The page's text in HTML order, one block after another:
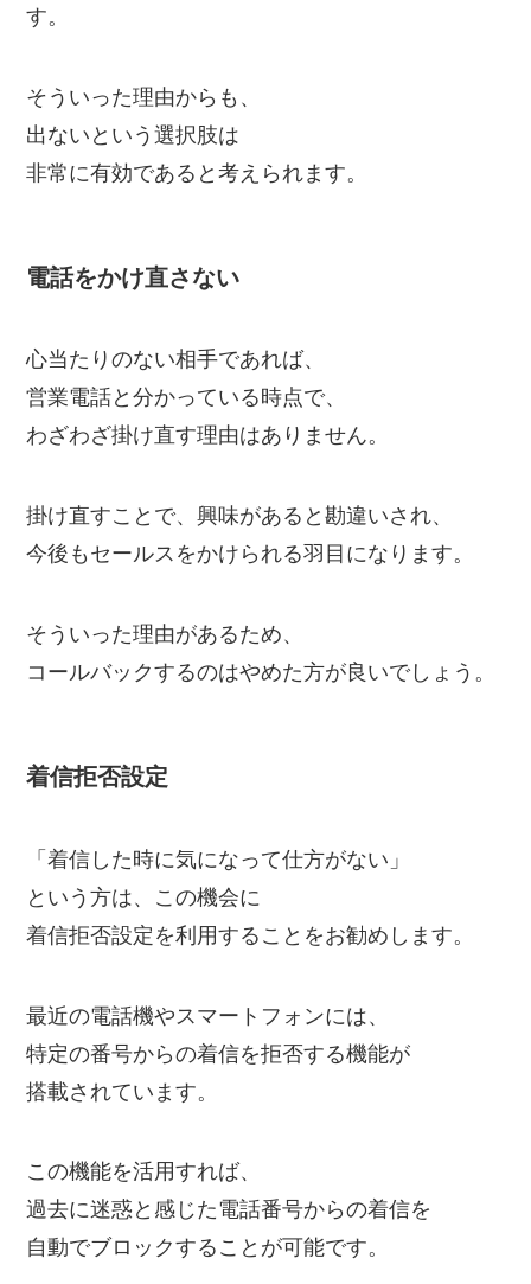
す。
そういった理由からも、
出ないという選択肢は
非常に有効であると考えられます。
電話をかけ直さない
心当たりのない相手であれば、
営業電話と分かっている時点で、
わざわざ掛け直す理由はありません。
掛け直すことで、興味があると勘違いされ、
今後もセールスをかけられる羽目になります。
そういった理由があるため、
コールバックするのはやめた方が良いでしょう。
着信拒否設定
「着信した時に気になって仕方がない」
という方は、この機会に
着信拒否設定を利用することをお勧めします。
最近の電話機やスマートフォンには、
特定の番号からの着信を拒否する機能が
搭載されています。
この機能を活用すれば、
過去に迷惑と感じた電話番号からの着信を
自動でブロックすることが可能です。